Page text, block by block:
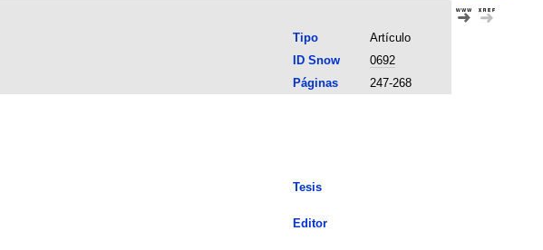
Tipo
Artículo
ID Snow
0692
Páginas
247-268
Tesis
Editor